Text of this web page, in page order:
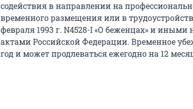
содействия в направлении на
временного размещения или в
февраля 1993 г. N4528-I «О беженцах» и
актами Российской Федерации. Временное
год и может продлеваться ежегодно на 12